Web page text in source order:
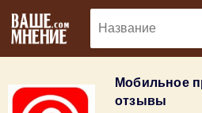
Мобильное
отзывы